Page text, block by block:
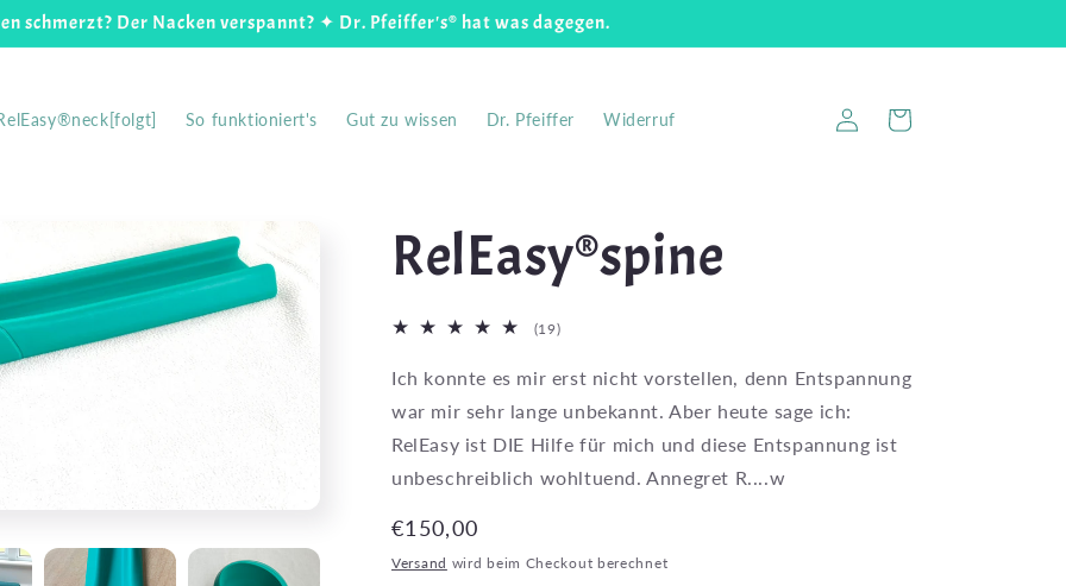
schmerzt? Der Nacken verspannt? ✦ Dr. Pfeiffer's® hat was dagegen.
So funktioniert's Gut zu wissen Dr. Pfeiffer Widerruf EinloggenWarenkorb
RelEasy®spine
(19)19
insgesamt
Ich konnte es mir erst nicht vorstellen, denn Entspannung
war mir sehr lange unbekannt. Aber heute sage ich:
RelEasy ist DIE Hilfe für mich und diese Entspannung ist
unbeschreiblich wohltuend. Annegret R....w
Normaler
Preis
€150,00
Versand wird beim Checkout berechnet